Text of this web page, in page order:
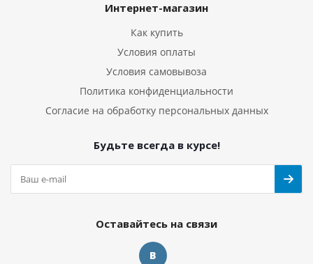
Интернет-магазин
Как купить
Условия оплаты
Условия самовывоза
Политика конфиденциальности
Согласие на обработку персональных данных
Будьте всегда в курсе!
Оставайтесь на связи